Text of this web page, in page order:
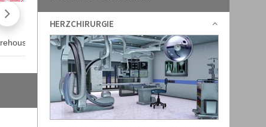
HERZCHIRURGIE